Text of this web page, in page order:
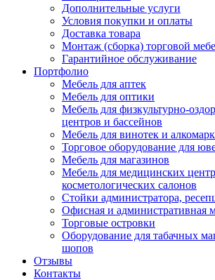
Дополнительные услуги
Условия покупки и оплаты
Доставка товара
Монтаж (сборка) торговой
Гарантийное обслуживание
Портфолио
Мебель для аптек
Мебель для оптики
Мебель для физкультурно-
центров и бассейнов
Мебель для винотек и
Торговое оборудование для
Мебель для магазинов
Мебель для медицинских
косметологических салонов
Стойки администратора,
Офисная и административная
Торговые островки
Оборудование для табачных
шопов
Отзывы
Контакты